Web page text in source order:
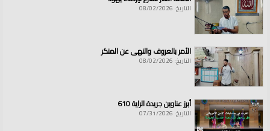
التاريخ: 08/02/2026
الأمر بالعروف والنهي عن المنكر
التاريخ: 08/02/2026
أبرز عناوين جريدة الراية 610
التاريخ: 07/31/2026